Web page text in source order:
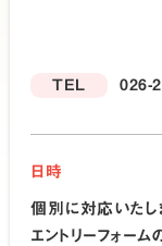
TEL 026-
日時
個別に対応いたし
エントリーフォー